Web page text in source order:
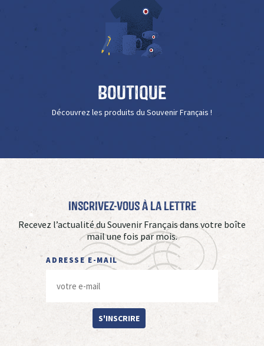
Boutique
Découvrez les produits du Souvenir Français !
Inscrivez-vous à La Lettre
Recevez l’actualité du Souvenir Français dans votre boîte
mail une fois par mois.
ADRESSE E-MAIL
S'INSCRIRE